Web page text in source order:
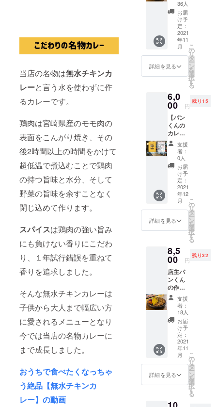
当店の名物は無水チキンカ
レーと言う水を使わずに作
るカレーです。
鶏肉は宮崎県産のモモ肉の
表面をこんがり焼き、その
後2時間以上の時間をかけて
超低温で煮込むことで鶏肉
の持つ旨味と水分、そして
野菜の旨味を余すことなく
閉じ込めて作ります。
スパイスは鶏肉の強い旨み
にも負けない香りにこだわ
り、１年試行錯誤を重ねて
香りを追求しました。
そんな無水チキンカレーは
子供から大人まで幅広い方
に愛されるメニューとなり
今では当店の名物カレーに
まで成長しました。
おうちで食べたくなっちゃ
う絶品【無水チキンカ
レー】の動画
意いた
だける
方のみ
お願い
いたし
ます。
画像で
送らせ
ていた
だきま
す。 名
称：ス
パイス
原材料
名：ク
ン
ダー・
ターメ
リッ
ク・カ
ルダモ
ン・
フェヌ
グリー
ク・ガ
ラムマ
サラ・
ホワイ
トペッ
パー・
クペッ
パー・
ター
ド・カ
スリメ
ティー
・パプ
リカ・
メース
内容
量：
16g（４
人分）
保存方
法：直
射日光
を避け
保存 添
加物：
レル
お届け
させて
頂きま
すので
複数回
に分け
てご利
用いた
だけま
せんの
でなる
べく
ピッタ
リか
オー
バーす
る場合
は「チ
ケット
＋現
金」で
ご利用
くださ
いませ
ラッ
ク・ホ
ワイ
ト）か
らお選
びくだ
さい。
※支援時
に備考
ざいま
すの
で、そ
ちらに
ご希望
の色と
サイズ
を必ず
ご入力
いただ
きます
ようお
願いい
たしま
料込み
気のカ
レー
【無水
チキン
レー】
を冷凍
パック
「5パッ
ク」と
【無水
カレー
用ミッ
クスス
パイ
ス】と
お礼の
メッ
セージ
をお送
りいた
しま
す。
【無水
チキン
レー】
は家庭
異な
り、
「ルー
（つま
り水
分)」が
無く 鶏
肉を超
低温で
時間を
かけて
ゆっく
り煮込
むこと
で鶏肉
が持つ
水分と
36人
お届
け予
定：
2021
年11
月
詳細を見る
こ
の
リ
タ
ー
ン
を
選
択
す
る
6,0
00 円
残り15
【パン
くんの
カレー
メ
ニュー
表】
【協賛
者様の
お名前
の掲
載】
【②中
サイ
ズ】 ご
支援い
ただい
お名前
を店内
メ
ニュー
表の最
後の
ページ
にメ
ニュー
表作成
から1年
間記載
させて
頂きま
す。 企
業名・
個人事
アカウ
支援
者：
0人
お届
け予
定：
2021
年12
月
詳細を見る
こ
の
リ
タ
ー
ン
を
選
択
す
る
8,5
00 円
残り32
店主パ
ンくん
の作る
カレー
で1番人
気のカ
レー
【無水
チキン
レー】
を冷凍
パック
「10
パッ
ク」と
ナルス
支援
者：
18人
お届
け予
定：
2021
年11
月
詳細を見る
こ
の
リ
タ
ー
ン
を
選
択
す
る